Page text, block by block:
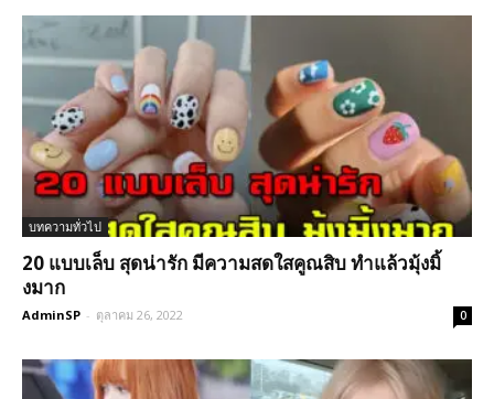
บทความทั่วไป
20 แบบเล็บ สุดน่ารัก มีความสดใสคูณสิบ ทำแล้วมุ้งมิ้
งมาก
AdminSP - ตุลาคม 26, 2022 0